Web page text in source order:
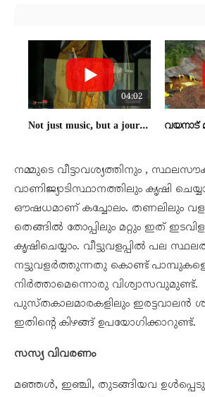
04:02
Not just music, but a journey of the soul. Honouring Shanthi Priya – the First Baul Musician.
നമ്മുടെ വീട്ടാവശ്യത്തിനും ,
വാണിജ്യാടിസ്ഥാനത്തിലും കൃഷി
ഔഷധമാണ് കച്ചോലം. തണലിലും
തെങ്ങിൽ തോപ്പിലും മറ്റും ഇത്
കൃഷിചെയ്യാം. വീട്ടുവളപ്പിൽ പല
നട്ടുവളർത്തുന്നതു കൊണ്ട് പാമ്പുകളെ
നിർത്താമെന്നൊരു വിശ്വാസവുമുണ്ട്.
പുസ്തകാലമാരകളിലും ഇരട്ടവാലൻ
ഇതിന്റെ കിഴങ്ങ് ഉപയോഗിക്കാറുണ്ട്.
സസ്യ വിവരണം
മഞ്ഞൾ, ഇഞ്ചി, തുടങ്ങിയവ